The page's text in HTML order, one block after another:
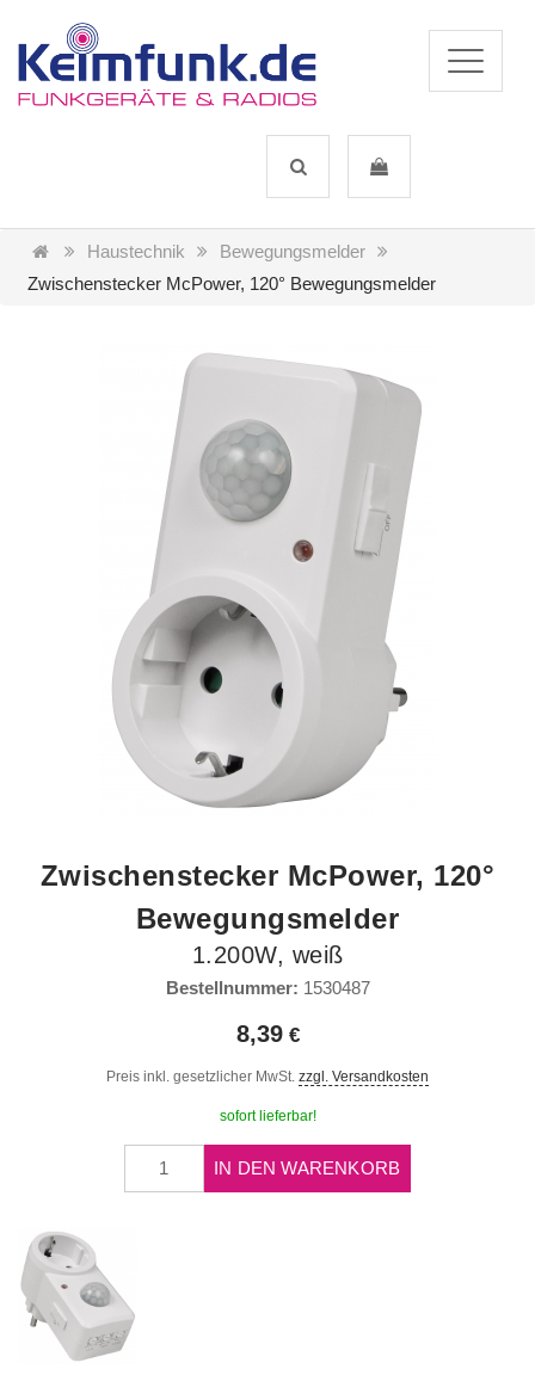
Haustechnik
Bewegungsmelder
Zwischenstecker McPower, 120° Bewegungsmelder
Zwischenstecker McPower, 120°
Bewegungsmelder
1.200W, weiß
Bestellnummer: 1530487
8,39
Preis inkl. gesetzlicher MwSt. zzgl. Versandkosten
sofort lieferbar!
IN DEN WARENKORB